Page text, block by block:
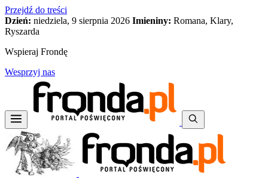
Przejdź do treści
Dzień: niedziela, 9 sierpnia 2026 Imieniny: Romana, Klary,
Ryszarda
Wspieraj Frondę
Wesprzyj nas